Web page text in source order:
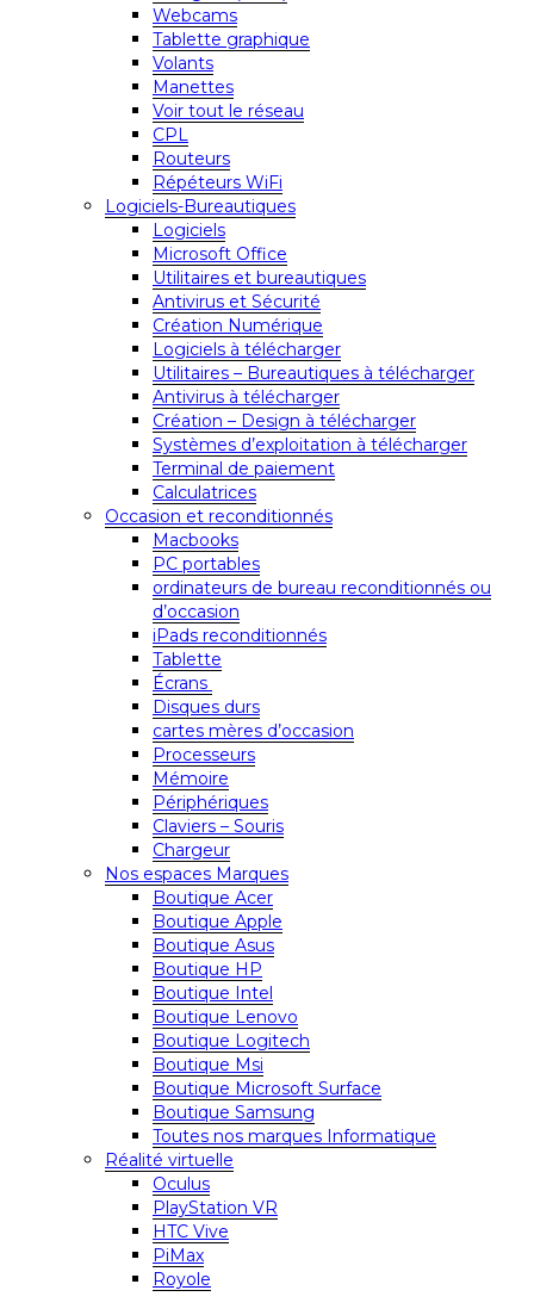
Webcams
Tablette graphique
Volants
Manettes
Voir tout le réseau
CPL
Routeurs
Répéteurs WiFi
Logiciels-Bureautiques
Logiciels
Microsoft Office
Utilitaires et bureautiques
Antivirus et Sécurité
Création Numérique
Logiciels à télécharger
Utilitaires – Bureautiques à télécharger
Antivirus à télécharger
Création – Design à télécharger
Systèmes d’exploitation à télécharger
Terminal de paiement
Calculatrices
Occasion et reconditionnés
Macbooks
PC portables
ordinateurs de bureau reconditionnés ou
d’occasion
iPads reconditionnés
Tablette
Écrans
Disques durs
cartes mères d’occasion
Processeurs
Mémoire
Périphériques
Claviers – Souris
Chargeur
Nos espaces Marques
Boutique Acer
Boutique Apple
Boutique Asus
Boutique HP
Boutique Intel
Boutique Lenovo
Boutique Logitech
Boutique Msi
Boutique Microsoft Surface
Boutique Samsung
Toutes nos marques Informatique
Réalité virtuelle
Oculus
PlayStation VR
HTC Vive
PiMax
Royole